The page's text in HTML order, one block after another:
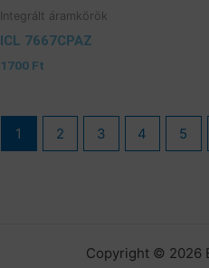
Integrált áramkörök
ICL 7667CPAZ
1700 Ft
1 2 3 4 5
Copyright © 2026